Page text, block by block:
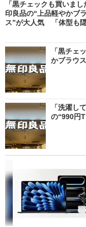
「黒チェックも買いまし
印良品の“上品軽やかブ
ス”が大人気 「体型も
「黒チェ
かブラウ
「洗濯し
の“990円